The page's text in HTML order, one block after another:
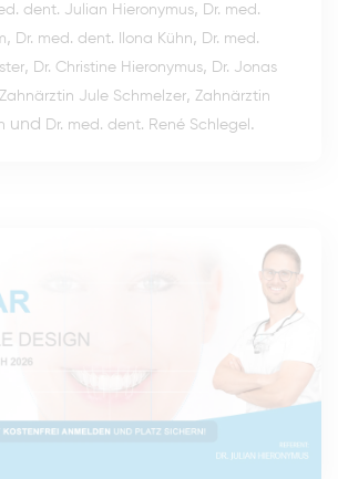
dent. Julian Hieronymus, Dr. med.
, Dr. med. dent. Ilona Kühn, Dr. med.
, Dr. Christine Hieronymus, Dr. Jonas
Zahnärztin Jule Schmelzer, Zahnärztin
und Dr. med. dent. René Schlegel .